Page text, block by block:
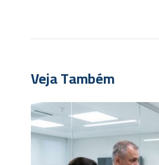
Veja Também